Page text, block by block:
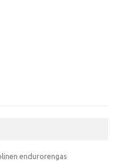
endurorengas